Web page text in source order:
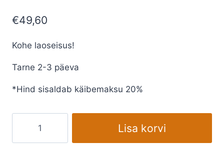
€49,60
Kohe laoseisus!
Tarne 2-3 päeva
*Hind sisaldab käibemaksu 20%
teemant
kuivpuuridele
Lisa korvi